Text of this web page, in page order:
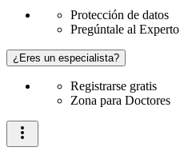
Protección de datos
Pregúntale al Experto
¿Eres un especialista?
Registrarse gratis
Zona para Doctores